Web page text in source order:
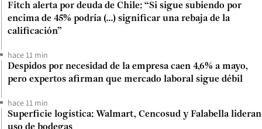
Fitch alerta por deuda de Chile: “Si sigue subiendo por
encima de 45% podría (...) significar una rebaja de la
calificación”
hace 11 min
Despidos por necesidad de la empresa caen 4,6% a mayo,
pero expertos afirman que mercado laboral sigue débil
hace 11 min
Superficie logística: Walmart, Cencosud y Falabella lideran